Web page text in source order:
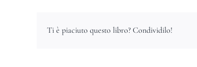
Ti è piaciuto questo libro? Condividilo!